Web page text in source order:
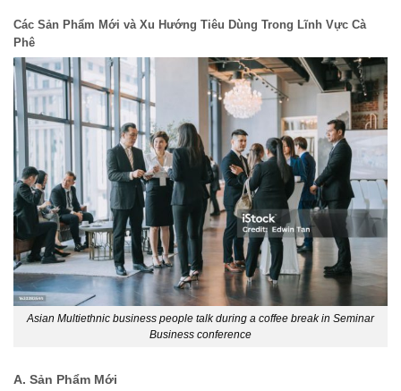
Các Sản Phẩm Mới và Xu Hướng Tiêu Dùng Trong Lĩnh Vực Cà
Phê
Asian Multiethnic business people talk during a coffee break in Seminar
Business conference
A. Sản Phẩm Mới